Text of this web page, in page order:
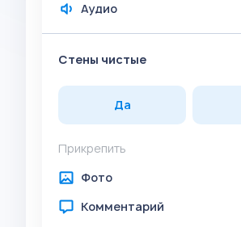
Аудио
Стены чистые
Да
Прикрепить
Фото
Комментарий